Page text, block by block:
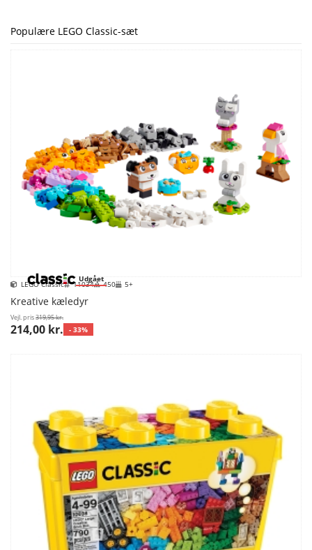
Populære LEGO Classic-sæt
Udgået
LEGO Classic 11034 450 5+
Kreative kæledyr
Vejl. pris319,95 kr.
214,00 kr. - 33%